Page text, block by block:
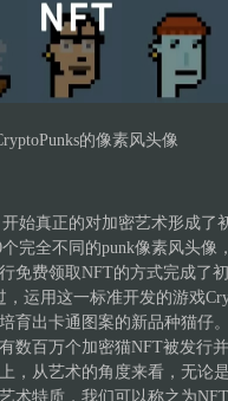
的像素风头像
开始真正的对加密艺术形成了
完全不同的punk像素风头像
免费领取NFT的方式完成了
运用这一标准开发的游戏
育出卡通图案的新品种猫仔
数百万个加密猫NFT被发行
，从艺术的角度来看，无论
术特质，我们可以称之为